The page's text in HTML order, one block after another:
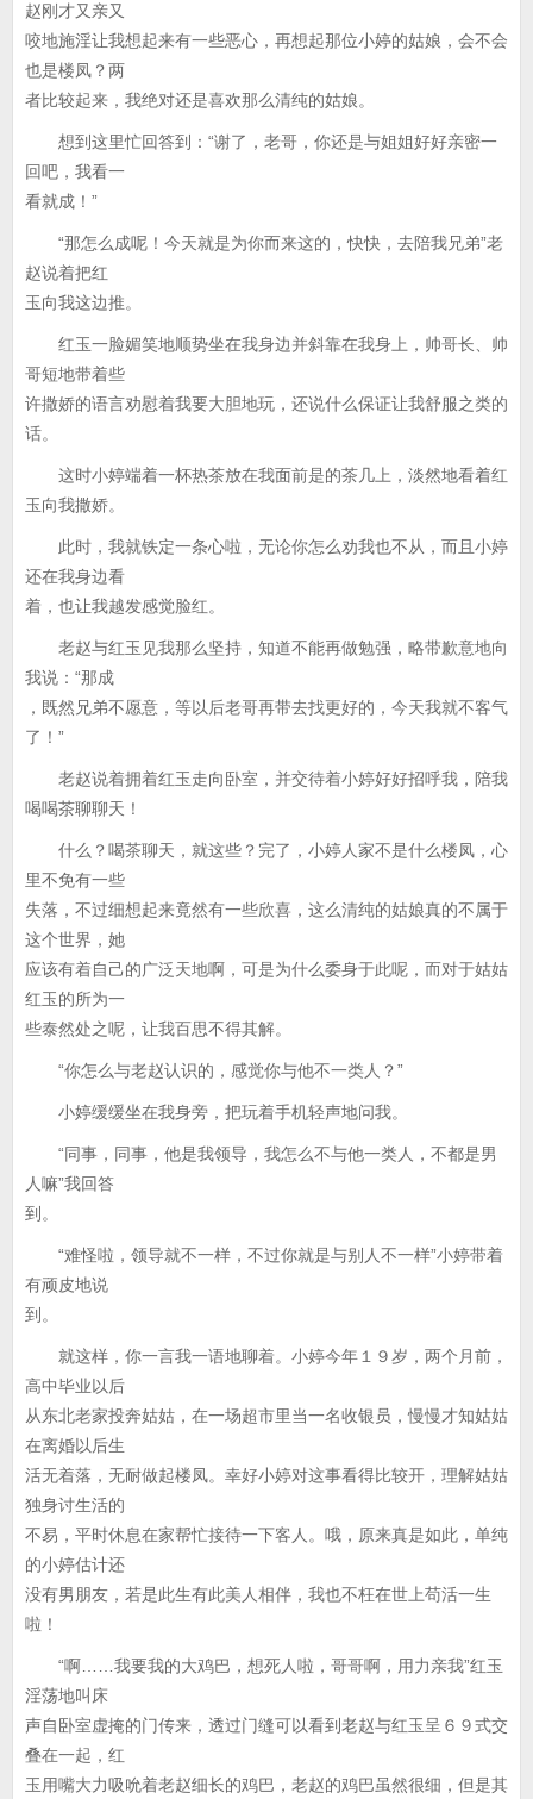
赵刚才又亲又
咬地施淫让我想起来有一些恶心，再想起那位小婷的姑娘，会不会
也是楼凤？两
者比较起来，我绝对还是喜欢那么清纯的姑娘。
想到这里忙回答到：“谢了，老哥，你还是与姐姐好好亲密一
回吧，我看一
看就成！”
“那怎么成呢！今天就是为你而来这的，快快，去陪我兄弟”老
赵说着把红
玉向我这边推。
红玉一脸媚笑地顺势坐在我身边并斜靠在我身上，帅哥长、帅
哥短地带着些
许撒娇的语言劝慰着我要大胆地玩，还说什么保证让我舒服之类的
话。
这时小婷端着一杯热茶放在我面前是的茶几上，淡然地看着红
玉向我撒娇。
此时，我就铁定一条心啦，无论你怎么劝我也不从，而且小婷
还在我身边看
着，也让我越发感觉脸红。
老赵与红玉见我那么坚持，知道不能再做勉强，略带歉意地向
我说：“那成
，既然兄弟不愿意，等以后老哥再带去找更好的，今天我就不客气
了！”
老赵说着拥着红玉走向卧室，并交待着小婷好好招呼我，陪我
喝喝茶聊聊天！
什么？喝茶聊天，就这些？完了，小婷人家不是什么楼凤，心
里不免有一些
失落，不过细想起来竟然有一些欣喜，这么清纯的姑娘真的不属于
这个世界，她
应该有着自己的广泛天地啊，可是为什么委身于此呢，而对于姑姑
红玉的所为一
些泰然处之呢，让我百思不得其解。
“你怎么与老赵认识的，感觉你与他不一类人？”
小婷缓缓坐在我身旁，把玩着手机轻声地问我。
“同事，同事，他是我领导，我怎么不与他一类人，不都是男
人嘛”我回答
到。
“难怪啦，领导就不一样，不过你就是与别人不一样”小婷带着
有顽皮地说
到。
就这样，你一言我一语地聊着。小婷今年１９岁，两个月前，
高中毕业以后
从东北老家投奔姑姑，在一场超市里当一名收银员，慢慢才知姑姑
在离婚以后生
活无着落，无耐做起楼凤。幸好小婷对这事看得比较开，理解姑姑
独身讨生活的
不易，平时休息在家帮忙接待一下客人。哦，原来真是如此，单纯
的小婷估计还
没有男朋友，若是此生有此美人相伴，我也不枉在世上苟活一生
啦！
“啊……我要我的大鸡巴，想死人啦，哥哥啊，用力亲我”红玉
淫荡地叫床
声自卧室虚掩的门传来，透过门缝可以看到老赵与红玉呈６９式交
叠在一起，红
玉用嘴大力吸吮着老赵细长的鸡巴，老赵的鸡巴虽然很细，但是其